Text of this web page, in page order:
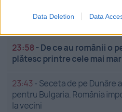
Data Deletion Data
23:58 - De ce au românii o
plătesc printre cele mai
23:43 - Seceta de pe Dunăre
pentru Bulgaria. România
la vecini